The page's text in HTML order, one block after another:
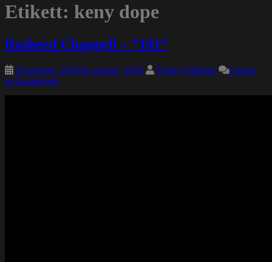
Etikett: keny dope
Rasheed Chappell – ”101”
24 augusti, 201824 augusti, 2018 Funky Diabetic
Lämna
en kommentar